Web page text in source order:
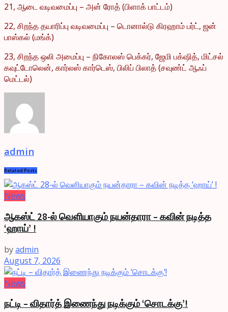
21, ஆடை வடிவமைப்பு – அன் ரோத் (பிளாக் பாட்டம்)
22, சிறந்த தயாரிப்பு வடிவமைப்பு – டொனால்டு கிரஹாம் பர்ட், ஜன்
பாஸ்கல் (மங்க்)
23, சிறந்த ஒலி அமைப்பு – நிகோலஸ் பெக்கர், ஜேமி பக்‌ஷித், மிட்சல்
கவுட்டோலென், கார்லஸ் கார்டெஸ், பிலிப் பிலாத் (சவுண்ட் ஆஃப்
மெட்டல்)
admin
Related Posts
News
ஆகஸ்ட் 28-ல் வெளியாகும் நயன்தாரா – கவின் நடித்த
‘ஹாய்’ !
byadmin
August 7, 2026
News
நட்டி – விதார்த் இணைந்து நடிக்கும் ‘சொடக்கு’!